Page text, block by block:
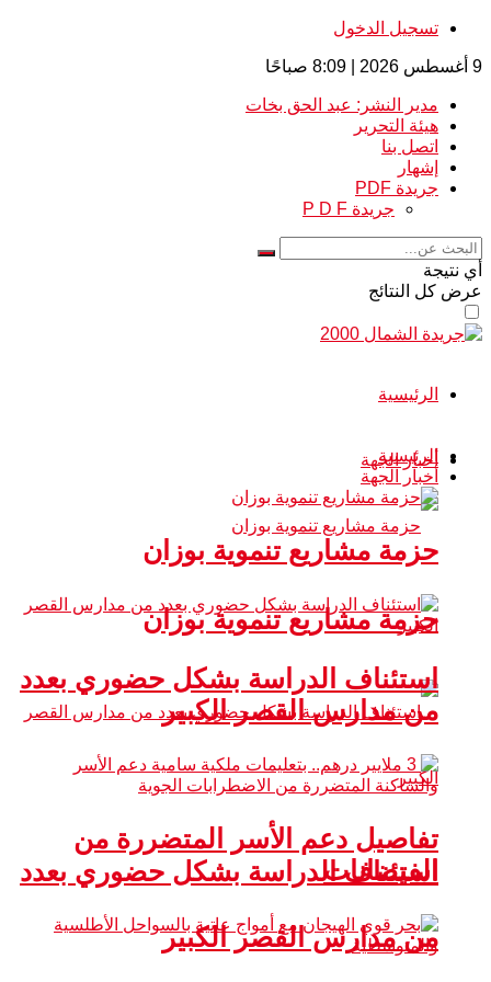
تسجيل الدخول
9 أغسطس 2026 | 8:09 صباحًا
مدير النشر: عبد الحق بخات
هيئة التحرير
اتصل بنا
إشهار
جريدة PDF
جريدة P D F
أي نتيجة
عرض كل النتائج
الرئيسية
أخبار الجهة
حزمة مشاريع تنموية بوزان
استئناف الدراسة بشكل حضوري بعدد
من مدارس القصر الكبير
الرئيسية
أخبار الجهة
حزمة مشاريع تنموية بوزان
استئناف الدراسة بشكل حضوري بعدد
من مدارس القصر الكبير
تفاصيل دعم الأسر المتضررة من
الفيضانات